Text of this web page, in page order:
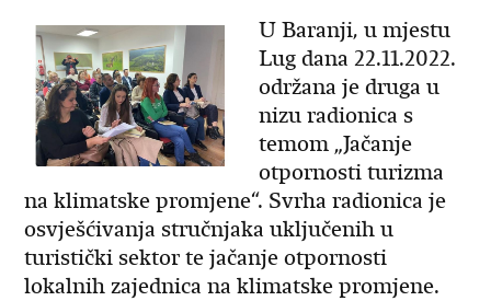
U Baranji, u mjestu
Lug dana 22.11.2022.
održana je druga u
nizu radionica s
temom „Jačanje
otpornosti turizma
na klimatske promjene“. Svrha radionica je
osvješćivanja stručnjaka uključenih u
turistički sektor te jačanje otpornosti
lokalnih zajednica na klimatske promjene.